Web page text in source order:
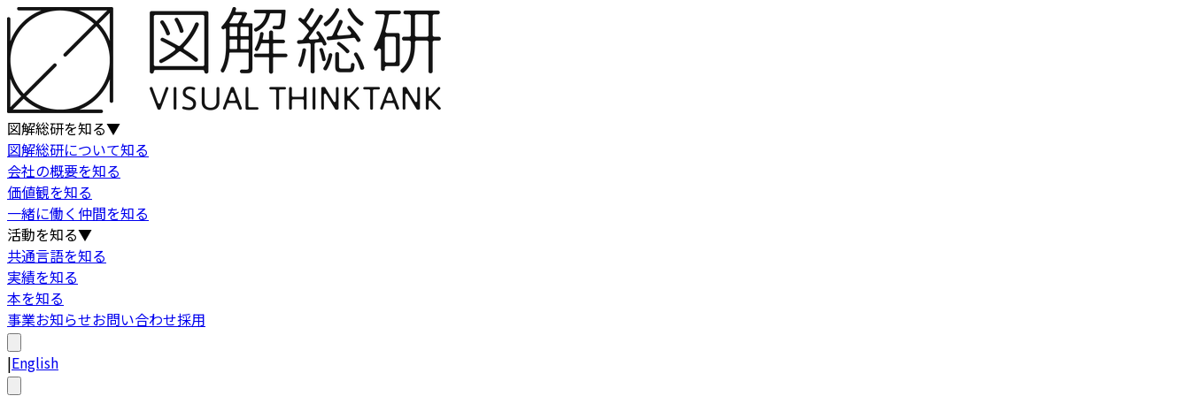
図解総研を知る▼
図解総研について知る
会社の概要を知る
価値観を知る
一緒に働く仲間を知る
活動を知る▼
共通言語を知る
実績を知る
本を知る
事業お知らせお問い合わせ採用
|English